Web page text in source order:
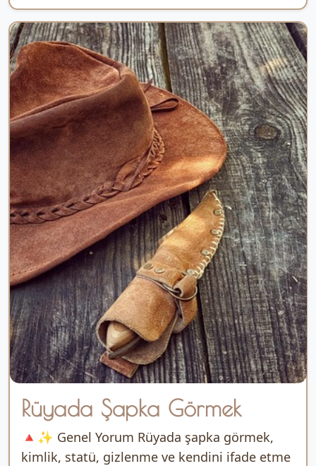
Rüyada Şapka Görmek
🔺✨ Genel Yorum Rüyada şapka görmek,
kimlik, statü, gizlenme ve kendini ifade etme